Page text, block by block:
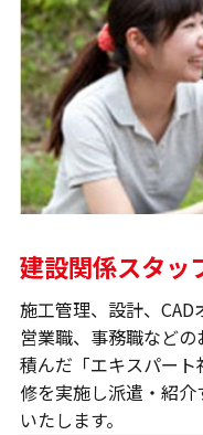
建設関係スタッ
施工管理、設計、CAD
営業職、事務職など
積んだ「エキスパー
修を実施し派遣・紹
いたします。